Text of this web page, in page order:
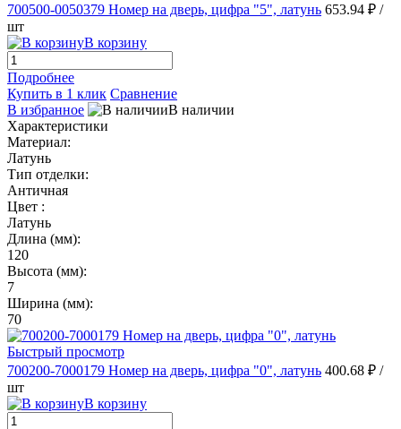
700500-0050379 Номер на дверь, цифра "5", латунь 653.94 ₽ /
шт
В корзину
Подробнее
Купить в 1 клик Сравнение
В избранное
В наличии
Характеристики
Материал:
Латунь
Тип отделки:
Античная
Цвет :
Латунь
Длина (мм):
120
Высота (мм):
7
Ширина (мм):
70
Быстрый просмотр
700200-7000179 Номер на дверь, цифра "0", латунь 400.68 ₽ /
шт
В корзину